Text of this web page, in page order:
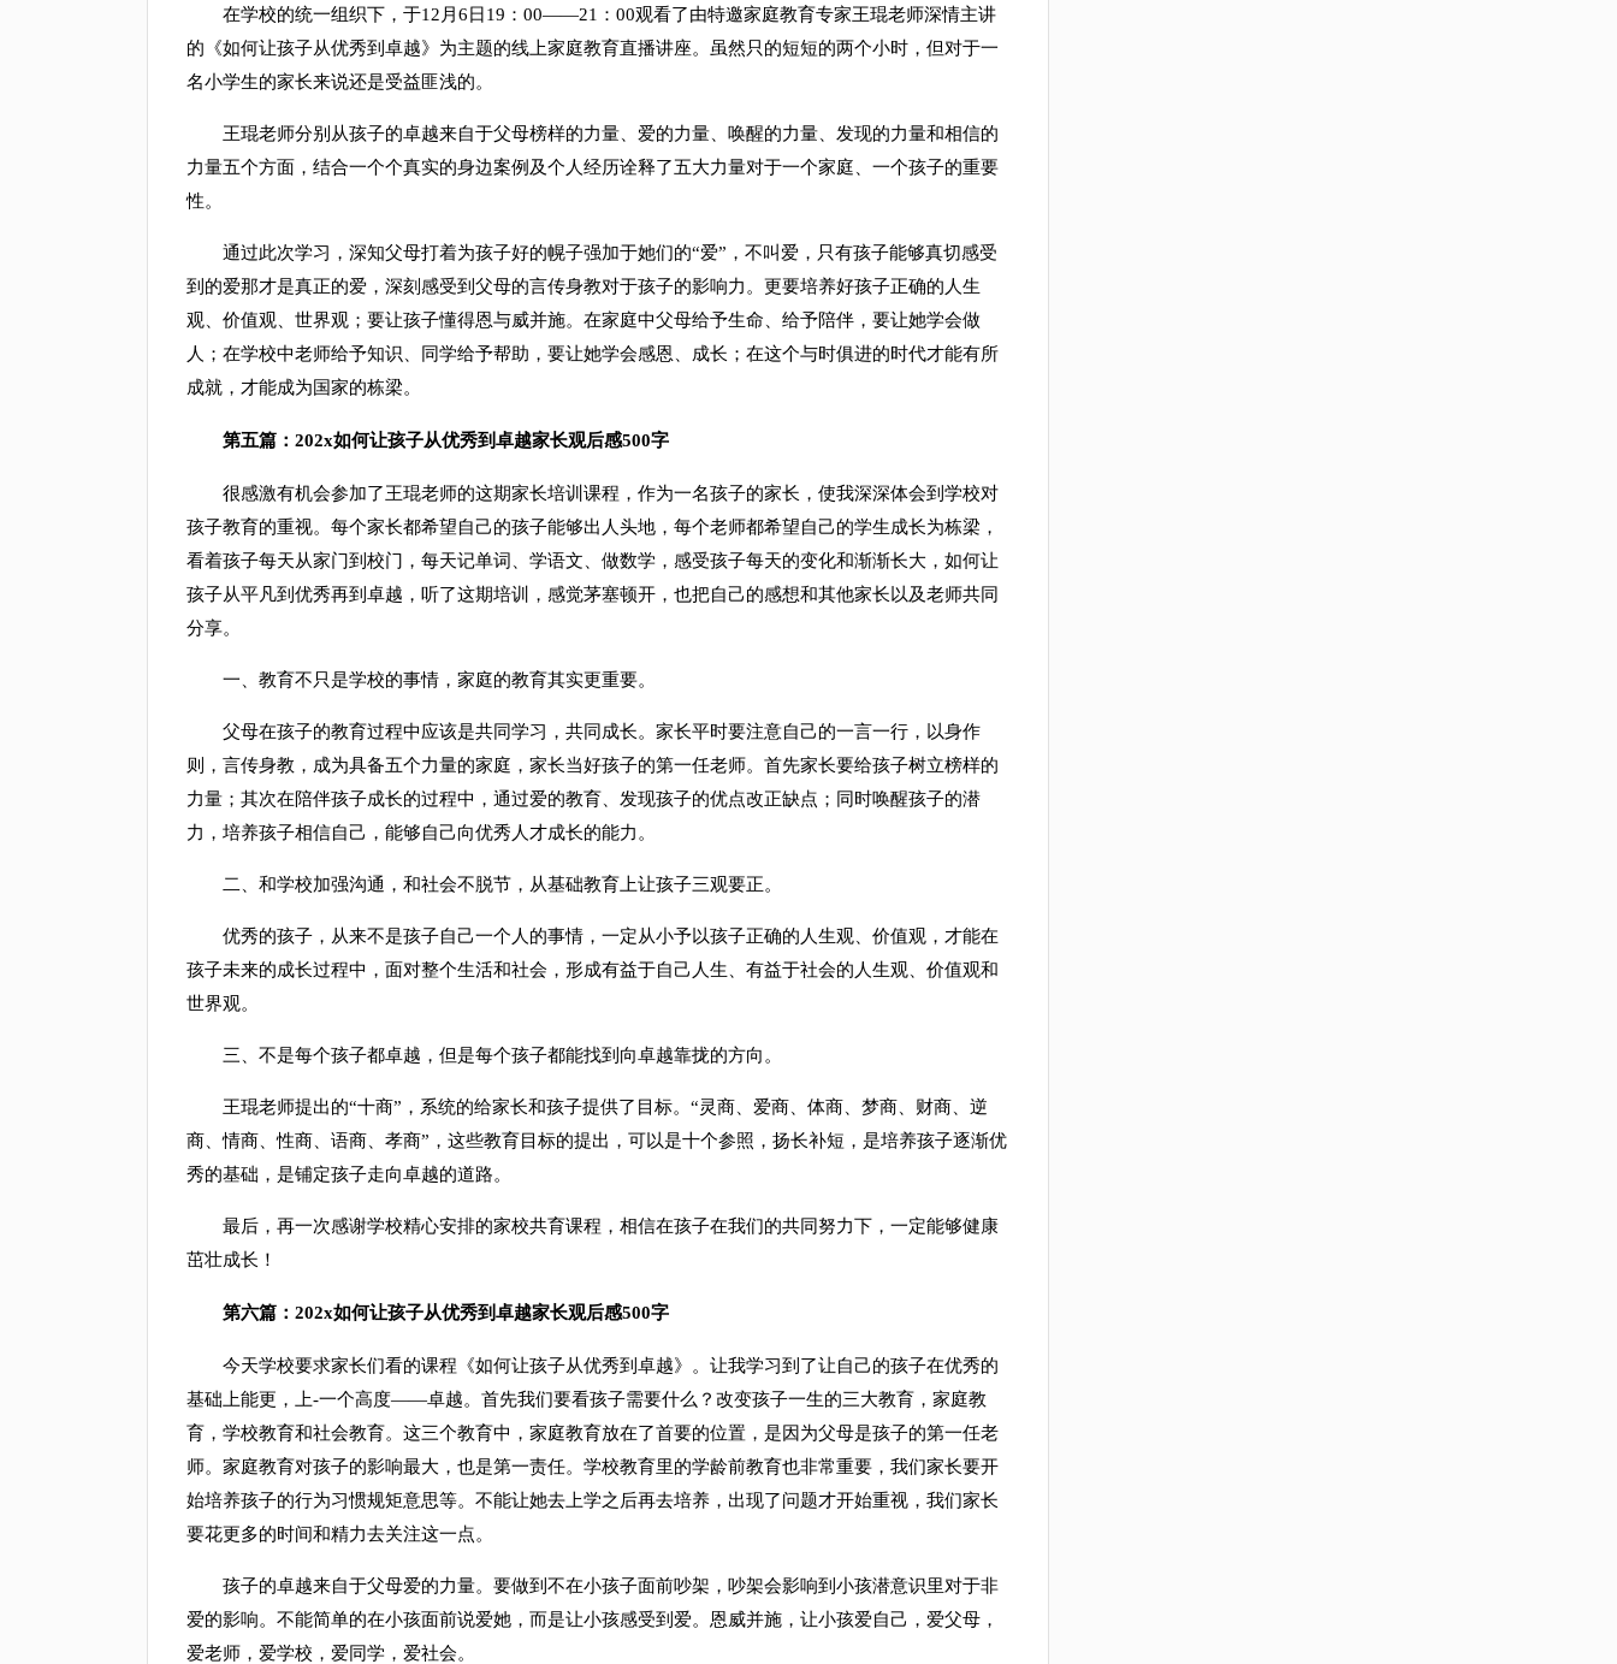
在学校的统一组织下，于12月6日19：00——21：00观看了由特邀家庭教育专家王琨老师深情主讲
的《如何让孩子从优秀到卓越》为主题的线上家庭教育直播讲座。虽然只的短短的两个小时，但对于一
名小学生的家长来说还是受益匪浅的。
王琨老师分别从孩子的卓越来自于父母榜样的力量、爱的力量、唤醒的力量、发现的力量和相信的
力量五个方面，结合一个个真实的身边案例及个人经历诠释了五大力量对于一个家庭、一个孩子的重要
性。
通过此次学习，深知父母打着为孩子好的幌子强加于她们的“爱”，不叫爱，只有孩子能够真切感受
到的爱那才是真正的爱，深刻感受到父母的言传身教对于孩子的影响力。更要培养好孩子正确的人生
观、价值观、世界观；要让孩子懂得恩与威并施。在家庭中父母给予生命、给予陪伴，要让她学会做
人；在学校中老师给予知识、同学给予帮助，要让她学会感恩、成长；在这个与时俱进的时代才能有所
成就，才能成为国家的栋梁。
第五篇：202x如何让孩子从优秀到卓越家长观后感500字
很感激有机会参加了王琨老师的这期家长培训课程，作为一名孩子的家长，使我深深体会到学校对
孩子教育的重视。每个家长都希望自己的孩子能够出人头地，每个老师都希望自己的学生成长为栋梁，
看着孩子每天从家门到校门，每天记单词、学语文、做数学，感受孩子每天的变化和渐渐长大，如何让
孩子从平凡到优秀再到卓越，听了这期培训，感觉茅塞顿开，也把自己的感想和其他家长以及老师共同
分享。
一、教育不只是学校的事情，家庭的教育其实更重要。
父母在孩子的教育过程中应该是共同学习，共同成长。家长平时要注意自己的一言一行，以身作
则，言传身教，成为具备五个力量的家庭，家长当好孩子的第一任老师。首先家长要给孩子树立榜样的
力量；其次在陪伴孩子成长的过程中，通过爱的教育、发现孩子的优点改正缺点；同时唤醒孩子的潜
力，培养孩子相信自己，能够自己向优秀人才成长的能力。
二、和学校加强沟通，和社会不脱节，从基础教育上让孩子三观要正。
优秀的孩子，从来不是孩子自己一个人的事情，一定从小予以孩子正确的人生观、价值观，才能在
孩子未来的成长过程中，面对整个生活和社会，形成有益于自己人生、有益于社会的人生观、价值观和
世界观。
三、不是每个孩子都卓越，但是每个孩子都能找到向卓越靠拢的方向。
王琨老师提出的“十商”，系统的给家长和孩子提供了目标。“灵商、爱商、体商、梦商、财商、逆
商、情商、性商、语商、孝商”，这些教育目标的提出，可以是十个参照，扬长补短，是培养孩子逐渐优
秀的基础，是铺定孩子走向卓越的道路。
最后，再一次感谢学校精心安排的家校共育课程，相信在孩子在我们的共同努力下，一定能够健康
茁壮成长！
第六篇：202x如何让孩子从优秀到卓越家长观后感500字
今天学校要求家长们看的课程《如何让孩子从优秀到卓越》。让我学习到了让自己的孩子在优秀的
基础上能更，上-一个高度——卓越。首先我们要看孩子需要什么？改变孩子一生的三大教育，家庭教
育，学校教育和社会教育。这三个教育中，家庭教育放在了首要的位置，是因为父母是孩子的第一任老
师。家庭教育对孩子的影响最大，也是第一责任。学校教育里的学龄前教育也非常重要，我们家长要开
始培养孩子的行为习惯规矩意思等。不能让她去上学之后再去培养，出现了问题才开始重视，我们家长
要花更多的时间和精力去关注这一点。
孩子的卓越来自于父母爱的力量。要做到不在小孩子面前吵架，吵架会影响到小孩潜意识里对于非
爱的影响。不能简单的在小孩面前说爱她，而是让小孩感受到爱。恩威并施，让小孩爱自己，爱父母，
爱老师，爱学校，爱同学，爱社会。